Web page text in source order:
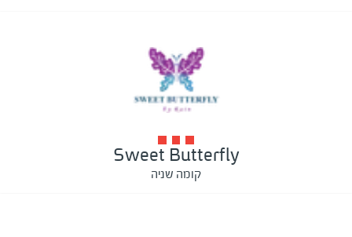
Sweet Butterfly
קומה שניה